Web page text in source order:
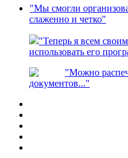
"Мы смогли
слаженно и четко"
"Теперь я всем
использовать его
"Можно
документов..."